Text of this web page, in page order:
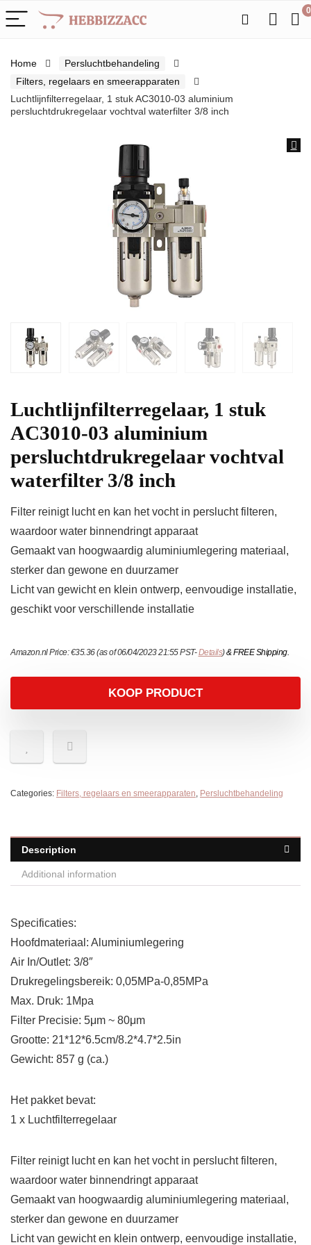
0
Home
Persluchtbehandeling
Filters, regelaars en smeerapparaten
Luchtlijnfilterregelaar, 1 stuk AC3010-03 aluminium
persluchtdrukregelaar vochtval waterfilter 3/8 inch
Luchtlijnfilterregelaar, 1 stuk
AC3010-03 aluminium
persluchtdrukregelaar vochtval
waterfilter 3/8 inch
Filter reinigt lucht en kan het vocht in perslucht filteren,
waardoor water binnendringt apparaat
Gemaakt van hoogwaardig aluminiumlegering materiaal,
sterker dan gewone en duurzamer
Licht van gewicht en klein ontwerp, eenvoudige installatie,
geschikt voor verschillende installatie
Amazon.nl Price:€35.36(as of 06/04/2023 21:55 PST-Details)&FREE Shipping.
KOOP PRODUCT
Categories: Filters, regelaars en smeerapparaten, Persluchtbehandeling
Description
Additional information
Specificaties:
Hoofdmateriaal: Aluminiumlegering
Air In/Outlet: 3/8″
Drukregelingsbereik: 0,05MPa-0,85MPa
Max. Druk: 1Mpa
Filter Precisie: 5μm ~ 80μm
Grootte: 21*12*6.5cm/8.2*4.7*2.5in
Gewicht: 857 g (ca.)
Het pakket bevat:
1 x Luchtfilterregelaar
Filter reinigt lucht en kan het vocht in perslucht filteren,
waardoor water binnendringt apparaat
Gemaakt van hoogwaardig aluminiumlegering materiaal,
sterker dan gewone en duurzamer
Licht van gewicht en klein ontwerp, eenvoudige installatie,